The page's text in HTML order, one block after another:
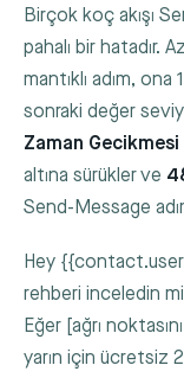
Birçok koç akışı
pahalı bir hatadır.
mantıklı adım,
sonraki değer
Zaman Gecikmesi
altına sürükler ve
Send-Message
Hey
rehberi inceledin
Eğer [ağrı
yarın için ücretsiz